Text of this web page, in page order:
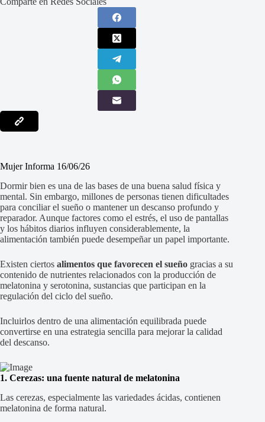
Mujer Informa 16/06/26
Dormir bien es una de las bases de una buena salud física y
mental. Sin embargo, millones de personas tienen dificultades
para conciliar el sueño o mantener un descanso profundo y
reparador. Aunque factores como el estrés, el uso de pantallas
y los hábitos diarios influyen considerablemente, la
alimentación también puede desempeñar un papel importante.
Existen ciertos alimentos que favorecen el sueño gracias a su
contenido de nutrientes relacionados con la producción de
melatonina y serotonina, sustancias que participan en la
regulación del ciclo del sueño.
Incluirlos dentro de una alimentación equilibrada puede
convertirse en una estrategia sencilla para mejorar la calidad
del descanso.
1. Cerezas: una fuente natural de melatonina
Las cerezas, especialmente las variedades ácidas, contienen
melatonina de forma natural.